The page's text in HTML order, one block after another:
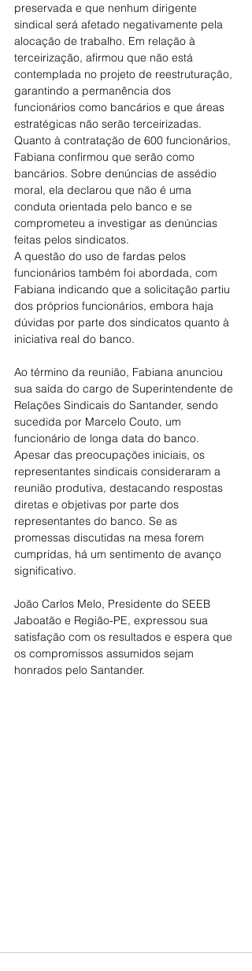
preservada e que nenhum dirigente
sindical será afetado negativamente pela
alocação de trabalho. Em relação à
terceirização, afirmou que não está
contemplada no projeto de reestruturação,
garantindo a permanência dos
funcionários como bancários e que áreas
estratégicas não serão terceirizadas.
Quanto à contratação de 600 funcionários,
Fabiana confirmou que serão como
bancários. Sobre denúncias de assédio
moral, ela declarou que não é uma
conduta orientada pelo banco e se
comprometeu a investigar as denúncias
feitas pelos sindicatos.
A questão do uso de fardas pelos
funcionários também foi abordada, com
Fabiana indicando que a solicitação partiu
dos próprios funcionários, embora haja
dúvidas por parte dos sindicatos quanto à
iniciativa real do banco.
Ao término da reunião, Fabiana anunciou
sua saída do cargo de Superintendente de
Relações Sindicais do Santander, sendo
sucedida por Marcelo Couto, um
funcionário de longa data do banco.
Apesar das preocupações iniciais, os
representantes sindicais consideraram a
reunião produtiva, destacando respostas
diretas e objetivas por parte dos
representantes do banco. Se as
promessas discutidas na mesa forem
cumpridas, há um sentimento de avanço
significativo.
João Carlos Melo, Presidente do SEEB
Jaboatão e Região-PE, expressou sua
satisfação com os resultados e espera que
os compromissos assumidos sejam
honrados pelo Santander.